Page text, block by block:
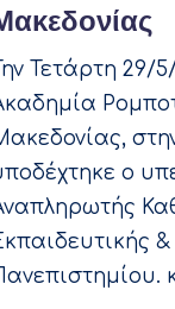
Τετάρτη 29/
ο
&